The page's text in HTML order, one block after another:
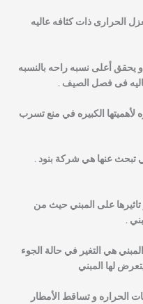
الحرارى ذات كثافه عاليه
و يحقق أعلى نسبه راحه بالنسبه
فى فصل الصيف .
لأهميتها الكبيره في منع تسرب
تبحث عنها هي شركة بنود .
على المبني حيث من
.
هي التغير في حالة الجوء
لها المبني
و تساقط الأمطار